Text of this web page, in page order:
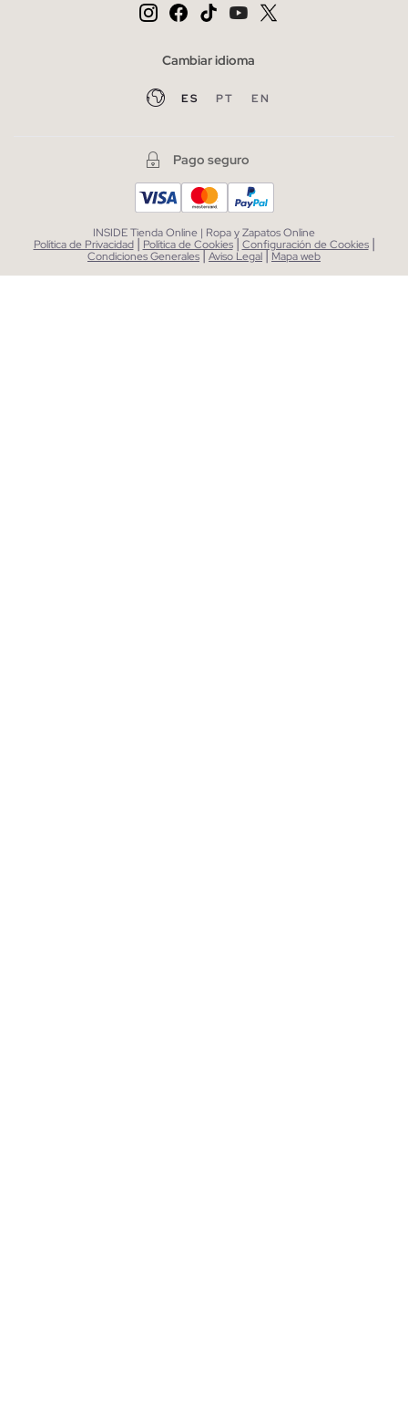
Cambiar idioma
ES PT EN
Pago seguro
INSIDE Tienda Online | Ropa y Zapatos Online
Política de Privacidad | Política de Cookies| Configuración de Cookies |
Condiciones Generales|Aviso Legal| Mapa web